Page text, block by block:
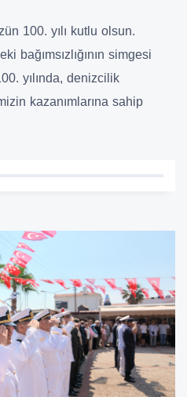
100. yılı kutlu olsun.
bağımsızlığının simgesi
yılında, denizcilik
kazanımlarına sahip